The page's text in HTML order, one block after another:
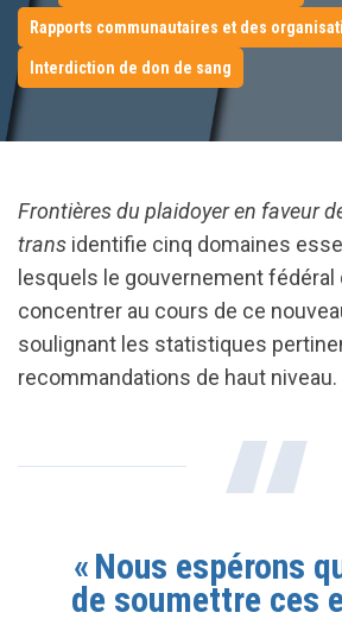
Rapports communautaires et des
Interdiction de don de sang
Frontières du plaidoyer en faveur
trans identifie cinq domaines
lesquels le gouvernement fédéral
concentrer au cours de ce
soulignant les statistiques
recommandations de haut niveau.
« Nous espérons
de soumettre ces